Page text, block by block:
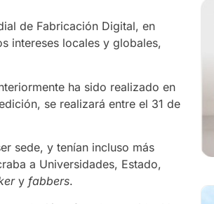
de Fabricación Digital, en
intereses locales y globales,
ha sido realizado en
se realizará entre el 31 de
sede, y tenían incluso más
a Universidades, Estado,
y fabbers.